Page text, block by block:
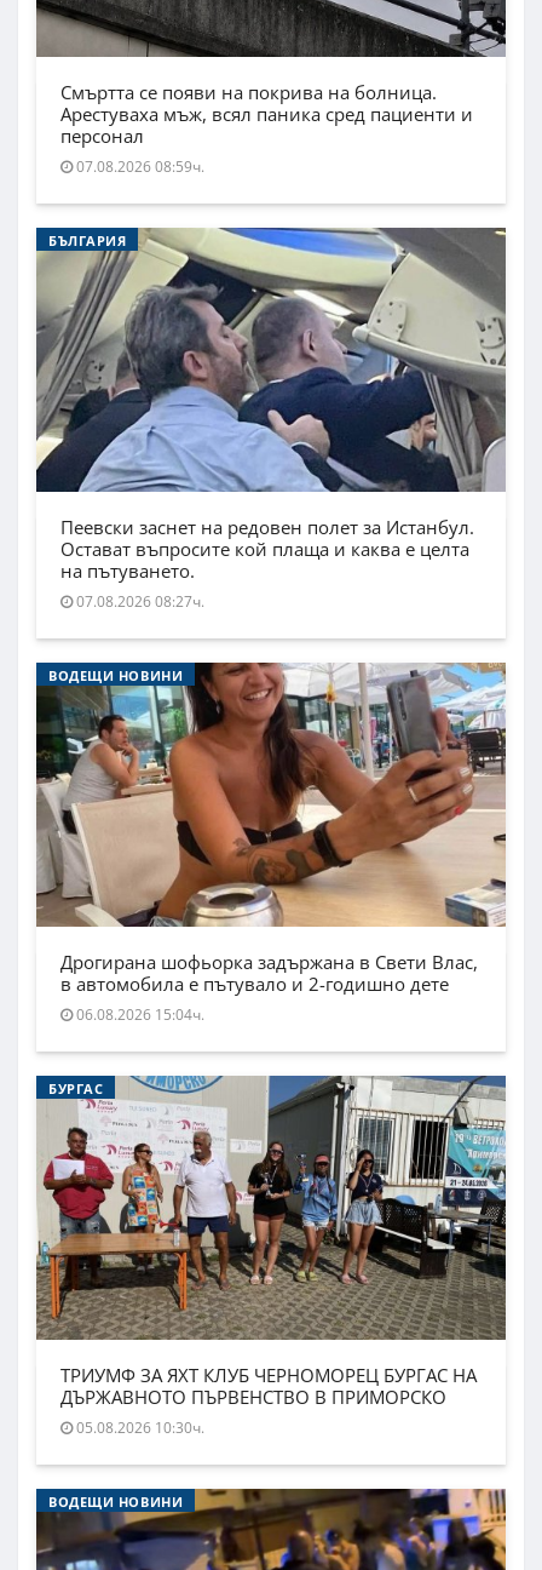
Смъртта се появи на покрива на болница.
Арестуваха мъж, всял паника сред пациенти и
персонал
07.08.2026 08:59ч.
БЪЛГАРИЯ
Пеевски заснет на редовен полет за Истанбул.
Остават въпросите кой плаща и каква е целта
на пътуването.
07.08.2026 08:27ч.
ВОДЕЩИ НОВИНИ
Дрогирана шофьорка задържана в Свети Влас,
в автомобила е пътувало и 2-годишно дете
06.08.2026 15:04ч.
БУРГАС
ТРИУМФ ЗА ЯХТ КЛУБ ЧЕРНОМОРЕЦ БУРГАС НА
ДЪРЖАВНОТО ПЪРВЕНСТВО В ПРИМОРСКО
05.08.2026 10:30ч.
ВОДЕЩИ НОВИНИ